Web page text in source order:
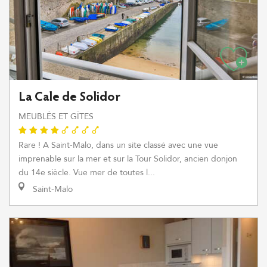
La Cale de Solidor
MEUBLÉS ET GÎTES
Rare ! A Saint-Malo, dans un site classé avec une vue
imprenable sur la mer et sur la Tour Solidor, ancien donjon
du 14e siècle. Vue mer de toutes l...
Saint-Malo